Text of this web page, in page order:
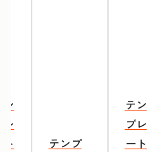
テンプ
テン
プレ
ート